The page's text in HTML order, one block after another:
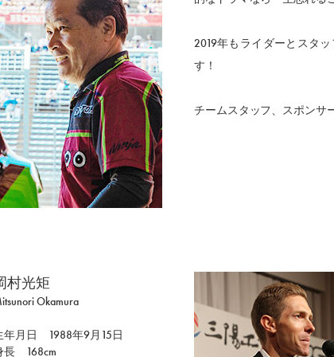
2019年もライダーとスタ
す！
チームスタッフ、スポンサ
村光矩
Okamura
年月日 1988年9月15日
長 168cm